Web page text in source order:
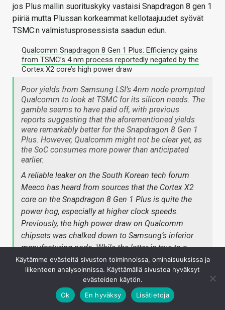
jos Plus mallin suorituskyky vastaisi Snapdragon 8 gen 1
piiriä mutta Plussan korkeammat kellotaajuudet syövät
TSMC:n valmistusprosessista saadun edun.
Qualcomm Snapdragon 8 Gen 1 Plus: Efficiency gains
from TSMC’s 4 nm process reportedly negated by the
Cortex X2 core’s high power draw
Poor yields from Samsung LSI’s 4nm node prompted
Qualcomm to look at TSMC for its silicon needs. The
gamble seems to have paid off, with previous
reports suggesting that the aforementioned yields
were remarkably better for the Snapdragon 8 Gen 1
Plus. However, Qualcomm might not be clear yet, as
the SoC consumes more power than anticipated
earlier.
A reliable leaker on the South Korean tech forum
Meeco has heard from sources that the Cortex X2
core on the Snapdragon 8 Gen 1 Plus is quite the
power hog, especially at higher clock speeds.
Previously, the high power draw on Qualcomm
chipsets was chalked down to Samsung’s inferior
manufacturing node. While the latter is true to a
certain degree, ARM’s design may also have a part to
play in the Snapdragon 8 Gen 1’s less-than-stellar
Hence, Qualcomm could be forced to underclock the
Käytämme evästeitä sivuston toiminnoissa, ominaisuuksissa ja
liikenteen analysoinnissa. Käyttämällä sivustoa hyväksyt
evästeiden käytön.
Ok
En hyväksy Lisätietoja